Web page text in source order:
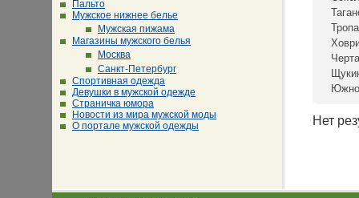
Пальто
Мужское нижнее белье
Мужская пижама
Магазины мужского белья
Москва
Санкт-Петербург
Спортивная одежда
Девушки в мужской одежде
Страничка юмора
Новости из мира мужской моды
О портале мужской одежды
Нет